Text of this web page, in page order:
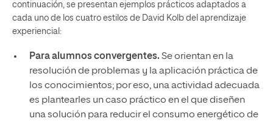
continuación, se presentan ejemplos prácticos adaptados a
cada uno de los cuatro estilos de David Kolb del aprendizaje
experiencial:
Para alumnos convergentes. Se orientan en la
resolución de problemas y la aplicación práctica de
los conocimientos; por eso, una actividad adecuada
es plantearles un caso práctico en el que diseñen
una solución para reducir el consumo energético de